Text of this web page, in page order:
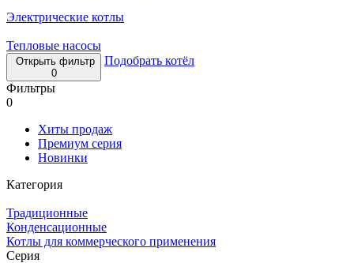
Электрические котлы
Тепловые насосы
Открыть фильтр
0
Подобрать котёл
Фильтры
0
Хиты продаж
Премиум серия
Новинки
Категория
Традиционные
Конденсационные
Котлы для коммерческого применения
Серия